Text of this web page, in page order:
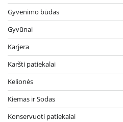
Gyvenimo būdas
Gyvūnai
Karjera
Karšti patiekalai
Kelionės
Kiemas ir Sodas
Konservuoti patiekalai